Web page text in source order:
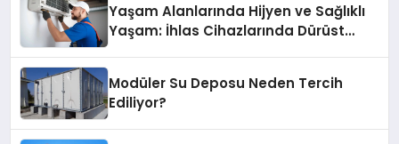
Yaşam Alanlarında Hijyen ve Sağlıklı
Yaşam: İhlas Cihazlarında Dürüst
Modüler Su Deposu Neden Tercih
Ediliyor?